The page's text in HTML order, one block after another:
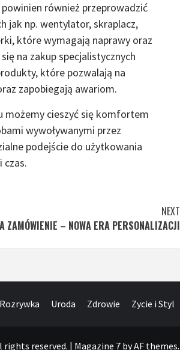
również przeprowadzić
jak np. wentylator, skraplacz,
które wymagają naprawy oraz
na zakup specjalistycznych
które pozwalają na
zapobiegają awariom.
możemy cieszyć się komfortem
wywoływanymi przez
podejście do użytkowania
czas.
NEXT
ZAMÓWIENIE – NOWA ERA PERSONALIZACJI
Rozrywka Uroda Zdrowie Zycie i Styl
reserved. | Magazine 7by AF themes.